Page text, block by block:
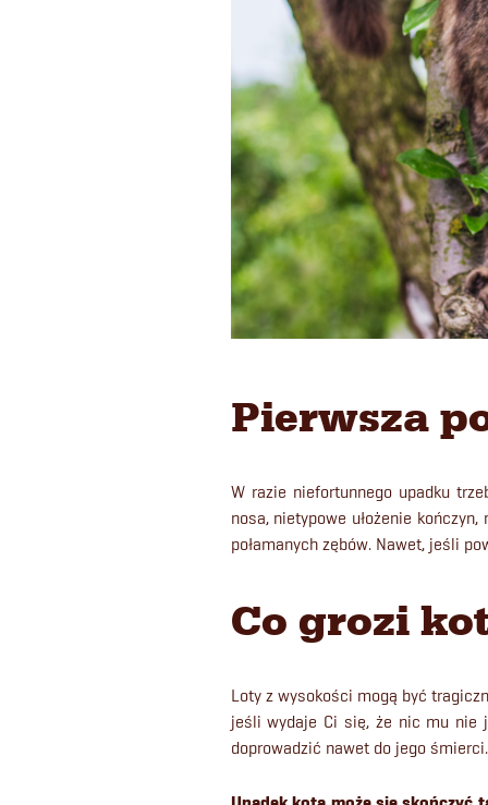
Pierwsza
W razie niefortunnego upadku
nosa, nietypowe ułożenie
połamanych zębów. Nawet, jeśli
Co grozi
Loty z wysokości mogą być
jeśli wydaje Ci się, że nic mu nie
doprowadzić nawet do jego śmierci.